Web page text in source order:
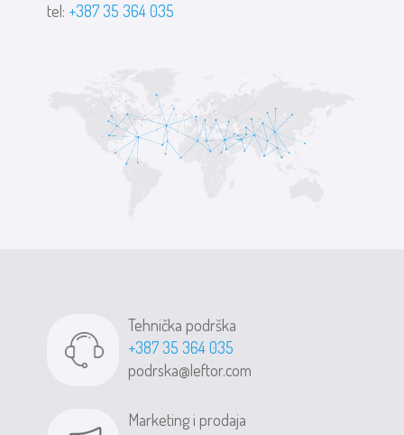
tel: +387 35 364 035
Tehnička podrška
+387 35 364 035
podrska@leftor.com
Marketing i prodaja